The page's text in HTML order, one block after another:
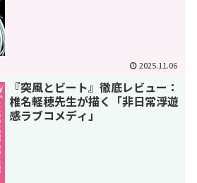
2025.11.06
『突風とビート』徹底レビュー：
椎名軽穂先生が描く「非日常浮遊
感ラブコメディ」